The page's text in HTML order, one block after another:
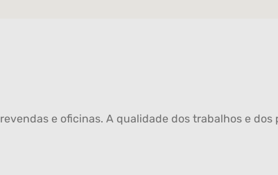
e oficinas. A qualidade dos trabalhos e